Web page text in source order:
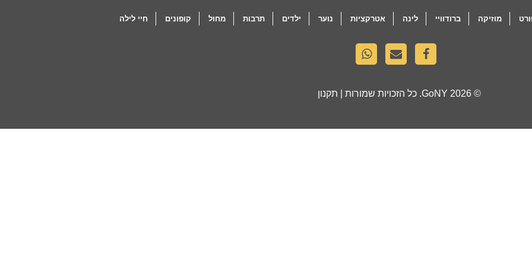
מוזיקה ברודוויי לינה אטרקציות נוער ילדים תרבות מחול קופונים חיי לילה
© 2026
GoNY. כל הזכויות שמורות | תקנון